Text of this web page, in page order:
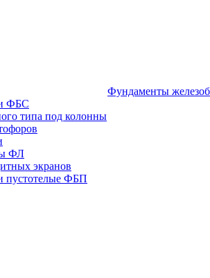
Фундаменты
ФБС
типа под колонны
ФЛ
экранов
пустотелые ФБП